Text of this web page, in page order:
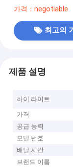
가격：negotiable
최고의
제품 설명
하이 라이트
가격
공급 능력
모델 번호
배달 시간
브랜드 이름